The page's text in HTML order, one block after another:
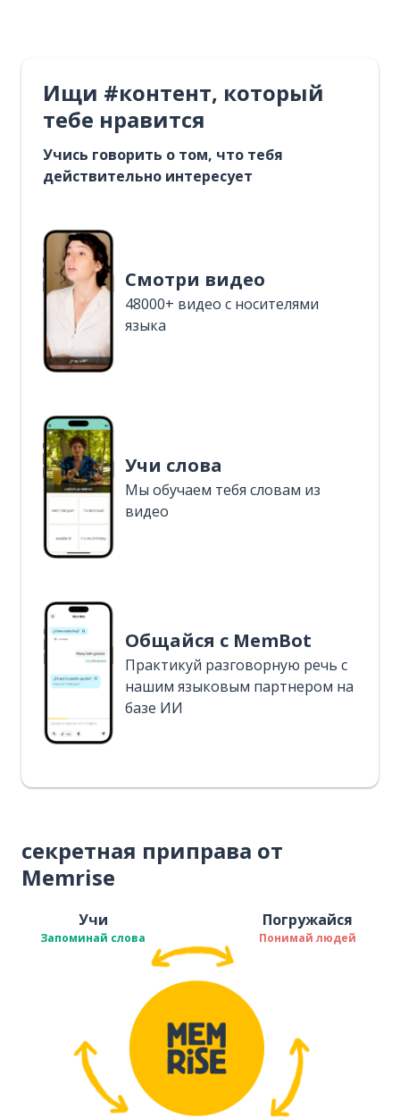
Ищи #контент, который
тебе нравится
Учись говорить о том, что тебя
действительно интересует
Смотри видео
48000+ видео с носителями
языка
Учи слова
Мы обучаем тебя словам из
видео
Общайся с MemBot
Практикуй разговорную речь с
нашим языковым партнером на
базе ИИ
секретная приправа от
Memrise
Учи
Запоминай слова
Погружайся
Понимай людей